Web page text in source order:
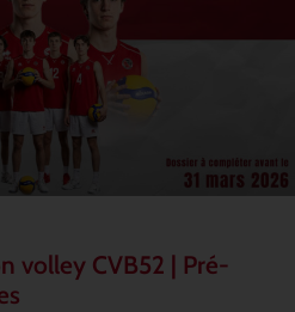
volley CVB52 | Pré-